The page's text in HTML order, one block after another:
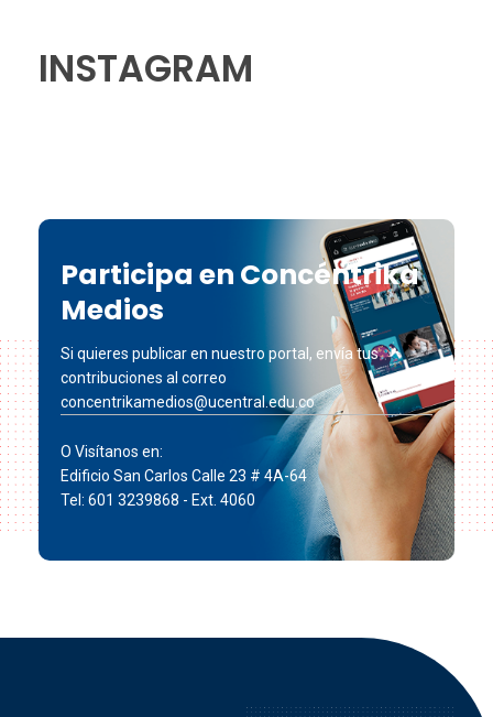
INSTAGRAM
Participa en Concéntrika
Medios
Si quieres publicar en nuestro portal, envía tus
contribuciones al correo
concentrikamedios@ucentral.edu.co
O Visítanos en:
Edificio San Carlos Calle 23 # 4A-64
Tel: 601 3239868 - Ext. 4060